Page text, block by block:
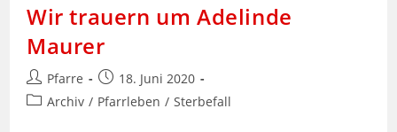
Wir trauern um Adelinde
Maurer
Beitrags-
Autor:
Pfarre
Beitrag
veröffentlicht:
18. Juni 2020
Beitrags-
Archiv / Pfarrleben / Sterbefall